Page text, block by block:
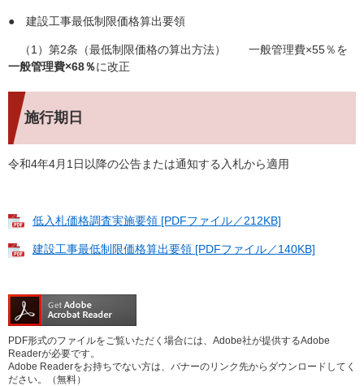
● 建設工事最低制限価格算出要領
（1）第2条（最低制限価格の算出方法） 一般管理費×55％を
一般管理費×68％に改正
施行期日
令和4年4月1日以降の公告または通知する入札から適用
低入札価格調査実施要領 [PDFファイル／212KB]
建設工事最低制限価格算出要領 [PDFファイル／140KB]
PDF形式のファイルをご覧いただく場合には、Adobe社が提供するAdobe
Readerが必要です。
Adobe Readerをお持ちでない方は、バナーのリンク先からダウンロードしてく
ださい。（無料）